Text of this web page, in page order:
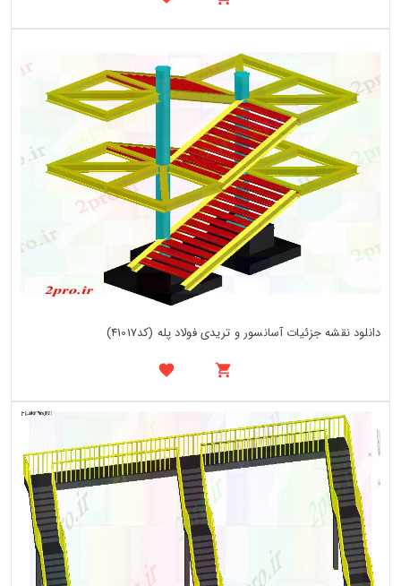
دانلود نقشه جزئیات آسانسور و تریدی فولاد پله (کد41017)